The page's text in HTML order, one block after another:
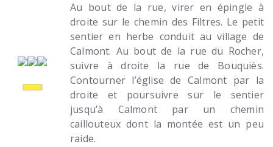
Au bout de la rue, virer en épingle à
droite sur le chemin des Filtres. Le petit
sentier en herbe conduit au village de
Calmont. Au bout de la rue du Rocher,
suivre à droite la rue de Bouquiès.
Contourner l’église de Calmont par la
droite et poursuivre sur le sentier
jusqu’à Calmont par un chemin
caillouteux dont la montée est un peu
raide.